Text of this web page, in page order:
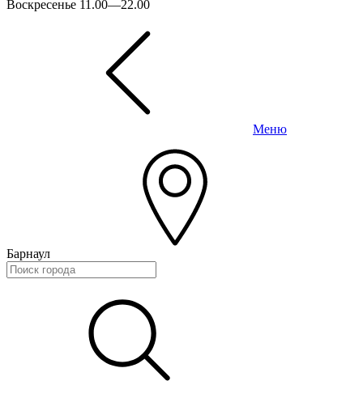
Воскресенье 11.00—22.00
Меню
Барнаул